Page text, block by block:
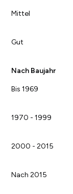
Mittel
Gut
Nach Baujahr
Bis 1969
1970 - 1999
2000 - 2015
Nach 2015